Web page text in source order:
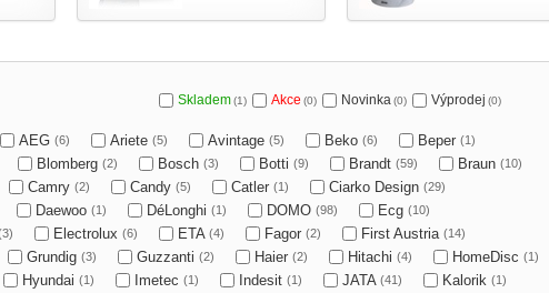
Skladem(1) Akce (0) Novinka(0) Výprodej (0)
AEG (6) Ariete (5) Avintage (5) Beko (6) Beper (1)
Blomberg (2) Bosch (3) Botti (9) Brandt (59) Braun (10)
Camry (2) Candy (5) Catler (1) Ciarko Design (29)
Daewoo (1) DéLonghi (1) DOMO (98) Ecg (10)
Electrolux (6) ETA (4) Fagor (2) First Austria (14)
Grundig (3) Guzzanti (2) Haier (2) Hitachi (4) HomeDisc (1)
Hyundai (1) Imetec (1) Indesit (1) JATA (41) Kalorik (1)